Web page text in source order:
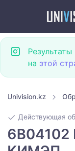
на этой
Univision.kz
Действующая
6B04102